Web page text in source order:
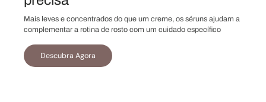
Mais leves e concentrados do que um creme, os séruns ajudam a
complementar a rotina de rosto com um cuidado específico
Descubra Agora